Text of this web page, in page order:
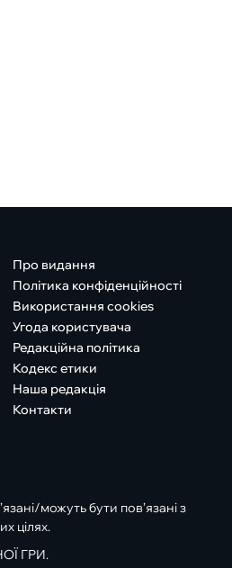
Про видання
Політика конфіденційності
Використання cookies
Угода користувача
Редакційна політика
Кодекс етики
Наша редакція
Контакти
можуть бути пов’язані з
цілях.
ГРИ.